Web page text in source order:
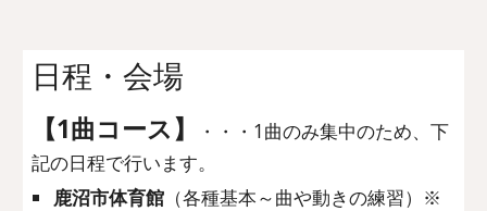
日程・会場
【1曲コース】
・・・1曲のみ集中のため、下
記の日程で行います。
鹿沼市体育館 （各種基本～曲や動きの練習）※